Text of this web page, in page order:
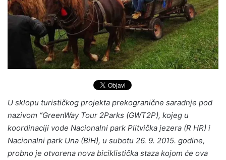
U sklopu turističkog projekta prekogranične saradnje pod
nazivom “GreenWay Tour 2Parks (GWT2P), kojeg u
koordinaciji vode Nacionalni park Plitvička jezera (R HR) i
Nacionalni park Una (BiH), u subotu 26. 9. 2015. godine,
probno je otvorena nova biciklistička staza kojom će ova